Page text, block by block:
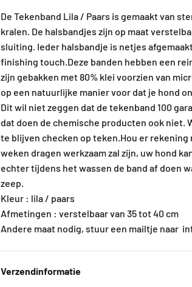
De Tekenband Lila / Paars is gemaakt van
kralen. De halsbandjes zijn op maat
sluiting. Ieder halsbandje is netjes
finishing touch.Deze banden hebben een
zijn gebakken met 80% klei voorzien van
op een natuurlijke manier voor dat je hond
Dit wil niet zeggen dat de tekenband 100
dat doen de chemische producten ook niet.
te blijven checken op teken.Hou er rekening
weken dragen werkzaam zal zijn, uw hond
echter tijdens het wassen de band af doen
zeep.
Kleur : lila / paars
Afmetingen : verstelbaar van 35 tot 40 cm
Andere maat nodig, stuur een mailtje naar
Verzendinformatie